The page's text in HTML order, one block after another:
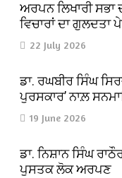
ਅਰਪਨ ਲਿਖਾਰੀ ਸਭਾ
ਵਿਚਾਰਾਂ ਦਾ ਗੁਲਦਤਾ
22 July 2026
ਡਾ. ਰਘਬੀਰ ਸਿੰਘ
ਪੁਰਸਕਾਰ’ ਨਾਲ਼
19 June 2026
ਡਾ. ਨਿਸ਼ਾਨ ਸਿੰਘ
ਪੁਸਤਕ ਲੋਕ ਅਰਪਣ